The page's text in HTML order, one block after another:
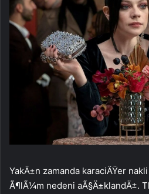
YakÄ±n zamanda karaciÄŸer
Ã¶lÃ¼m nedeni aÃ§Ä±klandÄ±.